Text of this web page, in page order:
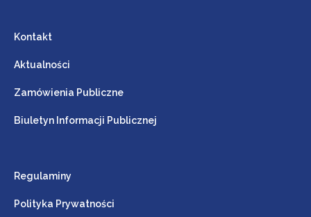
Kontakt
Aktualności
Zamówienia Publiczne
Biuletyn Informacji Publicznej
Regulaminy
Polityka Prywatności